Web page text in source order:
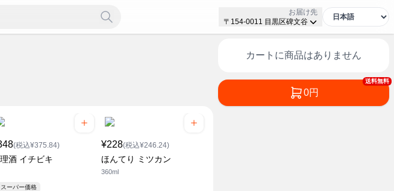
お届け先
〒154-0011 目黒区碑文谷
(税込¥375.84)
酒 イチビキ
¥ スーパー価格
¥228(税込¥246.24)
ほんてり ミツカン
360ml
カートに商品はありません
送料無料
0円